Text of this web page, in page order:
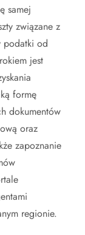
samej
związane z
podatki od
jest
formę
dokumentów
oraz
zapoznanie
regionie.